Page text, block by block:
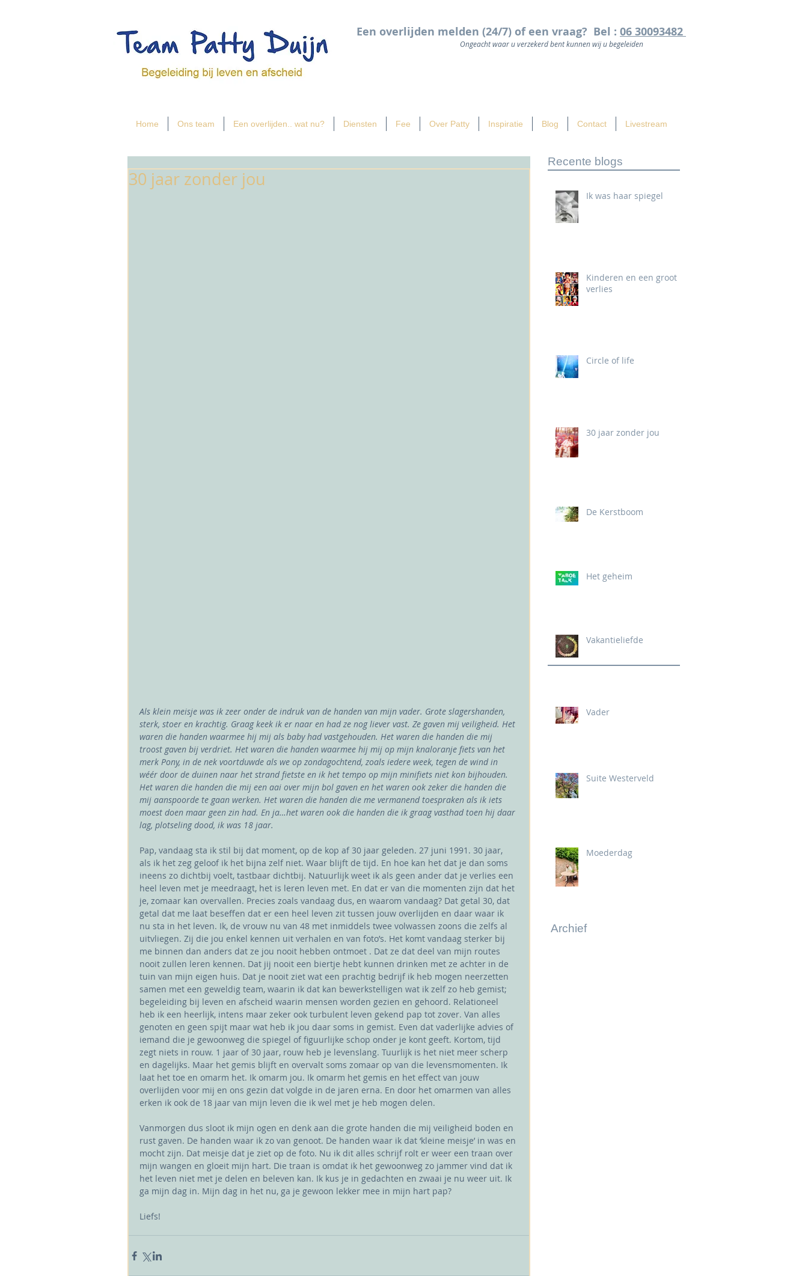
Een overlijden melden (24/7) of een vraag? Bel : 06 30093482
Ongeacht waar u verzekerd bent kunnen wij u begeleiden
Home Ons team Een overlijden.. wat nu? Diensten Fee Over Patty Inspiratie Blog Contact Livestream
30 jaar zonder jou
Als klein meisje was ik zeer onder de indruk van de handen van mijn vader. Grote slagershanden,
sterk, stoer en krachtig. Graag keek ik er naar en had ze nog liever vast. Ze gaven mij veiligheid. Het
waren die handen waarmee hij mij als baby had vastgehouden. Het waren die handen die mij
troost gaven bij verdriet. Het waren die handen waarmee hij mij op mijn knaloranje fiets van het
merk Pony, in de nek voortduwde als we op zondagochtend, zoals iedere week, tegen de wind in
wéér door de duinen naar het strand fietste en ik het tempo op mijn minifiets niet kon bijhouden.
Het waren die handen die mij een aai over mijn bol gaven en het waren ook zeker die handen die
mij aanspoorde te gaan werken. Het waren die handen die me vermanend toespraken als ik iets
moest doen maar geen zin had. En ja…het waren ook die handen die ik graag vasthad toen hij daar
lag, plotseling dood, ik was 18 jaar.
Pap, vandaag sta ik stil bij dat moment, op de kop af 30 jaar geleden. 27 juni 1991. 30 jaar,
als ik het zeg geloof ik het bijna zelf niet. Waar blijft de tijd. En hoe kan het dat je dan soms
ineens zo dichtbij voelt, tastbaar dichtbij. Natuurlijk weet ik als geen ander dat je verlies een
heel leven met je meedraagt, het is leren leven met. En dat er van die momenten zijn dat het
je, zomaar kan overvallen. Precies zoals vandaag dus, en waarom vandaag? Dat getal 30, dat
getal dat me laat beseffen dat er een heel leven zit tussen jouw overlijden en daar waar ik
nu sta in het leven. Ik, de vrouw nu van 48 met inmiddels twee volwassen zoons die zelfs al
uitvliegen. Zij die jou enkel kennen uit verhalen en van foto’s. Het komt vandaag sterker bij
me binnen dan anders dat ze jou nooit hebben ontmoet . Dat ze dat deel van mijn routes
nooit zullen leren kennen. Dat jij nooit een biertje hebt kunnen drinken met ze achter in de
tuin van mijn eigen huis. Dat je nooit ziet wat een prachtig bedrijf ik heb mogen neerzetten
samen met een geweldig team, waarin ik dat kan bewerkstelligen wat ik zelf zo heb gemist;
begeleiding bij leven en afscheid waarin mensen worden gezien en gehoord. Relationeel
heb ik een heerlijk, intens maar zeker ook turbulent leven gekend pap tot zover. Van alles
genoten en geen spijt maar wat heb ik jou daar soms in gemist. Even dat vaderlijke advies of
iemand die je gewoonweg die spiegel of figuurlijke schop onder je kont geeft. Kortom, tijd
zegt niets in rouw. 1 jaar of 30 jaar, rouw heb je levenslang. Tuurlijk is het niet meer scherp
en dagelijks. Maar het gemis blijft en overvalt soms zomaar op van die levensmomenten. Ik
laat het toe en omarm het. Ik omarm jou. Ik omarm het gemis en het effect van jouw
overlijden voor mij en ons gezin dat volgde in de jaren erna. En door het omarmen van alles
erken ik ook de 18 jaar van mijn leven die ik wel met je heb mogen delen.
Vanmorgen dus sloot ik mijn ogen en denk aan die grote handen die mij veiligheid boden en
rust gaven. De handen waar ik zo van genoot. De handen waar ik dat ‘kleine meisje’ in was en
mocht zijn. Dat meisje dat je ziet op de foto. Nu ik dit alles schrijf rolt er weer een traan over
mijn wangen en gloeit mijn hart. Die traan is omdat ik het gewoonweg zo jammer vind dat ik
het leven niet met je delen en beleven kan. Ik kus je in gedachten en zwaai je nu weer uit. Ik
ga mijn dag in. Mijn dag in het nu, ga je gewoon lekker mee in mijn hart pap?
Liefs!
Recente blogs
Ik was haar spiegel
Kinderen en een groot
verlies
Circle of life
30 jaar zonder jou
De Kerstboom
Het geheim
Vakantieliefde
Vader
Suite Westerveld
Moederdag
Archief